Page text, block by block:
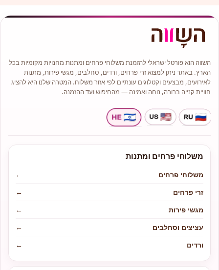
השווה הוא פורטל ישראלי להזמנת משלוחי פרחים ומתנות מחנויות מקומיות בכל
הארץ. באתר ניתן למצוא זרי פרחים, ורדים, סחלבים, מגשי פירות, מתנות
לאירועים, מבצעים וקטלוגים עונתיים לפי אזור משלוח. המטרה שלנו היא להציג
חוויית קנייה ברורה, נוחה ואמינה — מהחיפוש ועד ההזמנה.
משלוחי פרחים ומתנות
משלוחי פרחים
←
זרי פרחים
←
מגשי פירות
←
עציצים וסחלבים
←
ורדים
←